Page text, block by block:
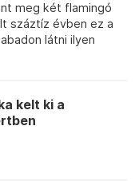
meg két flamingó
száztíz évben ez a
látni ilyen
kelt ki a